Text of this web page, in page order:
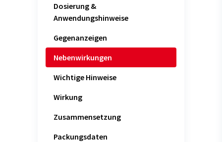
Dosierung &
Anwendungshinweise
Gegenanzeigen
Nebenwirkungen
Wichtige Hinweise
Wirkung
Zusammensetzung
Packungsdaten